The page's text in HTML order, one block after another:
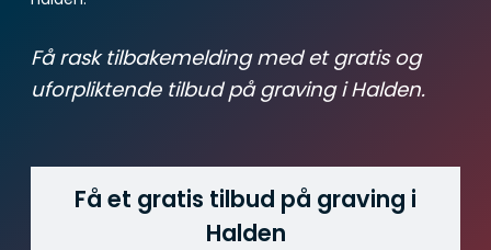
Få rask tilbakemelding med et gratis og
uforpliktende tilbud på graving i Halden.
Få et gratis tilbud på graving i
Halden